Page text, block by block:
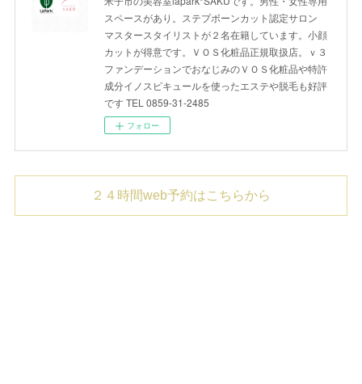
スペースがあり。ステプボーンカット認定サロン
マスタースタイリストが２名在籍しています。小顔
カットが得意です。ＶＯＳ化粧品正規取扱店。ｖ３
ファンデーションでおなじみのＶＯＳ化粧品や特許
成分イノスピキュールを使ったエステや脱毛も好評
です TEL 0859-31-2485
フォロー
２４時間web予約はこちらから